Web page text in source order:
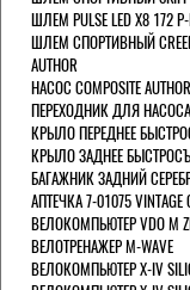
ШЛЕМ PULSE LED X8 172
ШЛЕМ СПОРТИВНЫЙ
AUTHOR
НАСОС COMPOSITE AUTHOR
ПЕРЕХОДНИК ДЛЯ
КРЫЛО ПЕРЕДНЕЕ
КРЫЛО ЗАДНЕЕ
БАГАЖНИК ЗАДНИЙ
АПТЕЧКА 7-01075 VINTAGE
ВЕЛОКОМПЬЮТЕР VDO M
ВЕЛОТРЕНАЖЕР M-WAVE
ВЕЛОКОМПЬЮТЕР X-IV